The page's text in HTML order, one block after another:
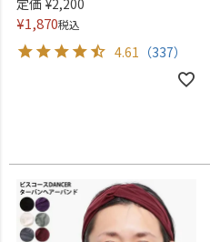
¥1,870税込
4.61 （337）